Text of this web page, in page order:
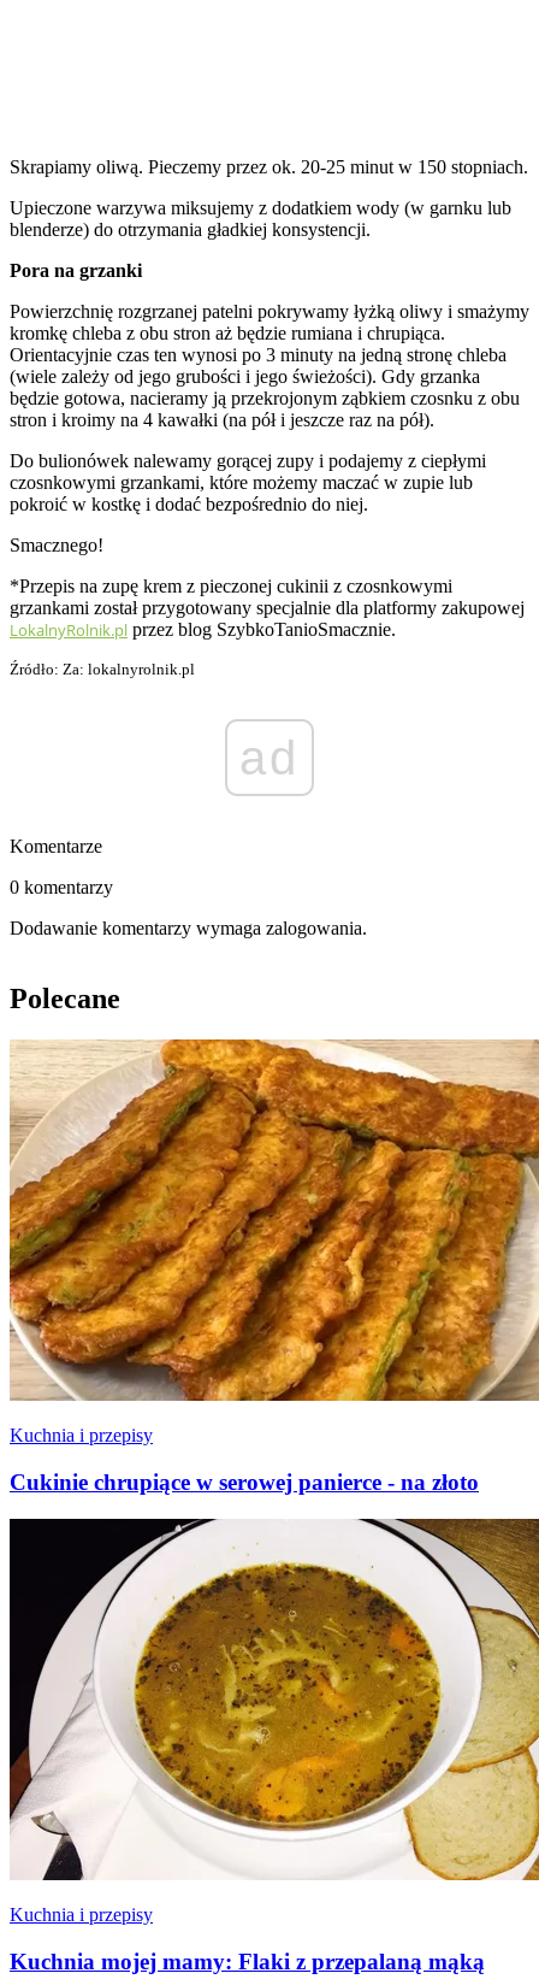
Skrapiamy oliwą. Pieczemy przez ok. 20-25 minut w 150 stopniach.
Upieczone warzywa miksujemy z dodatkiem wody (w garnku lub
blenderze) do otrzymania gładkiej konsystencji.
Pora na grzanki
Powierzchnię rozgrzanej patelni pokrywamy łyżką oliwy i smażymy
kromkę chleba z obu stron aż będzie rumiana i chrupiąca.
Orientacyjnie czas ten wynosi po 3 minuty na jedną stronę chleba
(wiele zależy od jego grubości i jego świeżości). Gdy grzanka
będzie gotowa, nacieramy ją przekrojonym ząbkiem czosnku z obu
stron i kroimy na 4 kawałki (na pół i jeszcze raz na pół).
Do bulionówek nalewamy gorącej zupy i podajemy z ciepłymi
czosnkowymi grzankami, które możemy maczać w zupie lub
pokroić w kostkę i dodać bezpośrednio do niej.
Smacznego!
*Przepis na zupę krem z pieczonej cukinii z czosnkowymi
grzankami został przygotowany specjalnie dla platformy zakupowej
LokalnyRolnik.pl przez blog SzybkoTanioSmacznie.
Źródło: Za: lokalnyrolnik.pl
ad
Komentarze
0 komentarzy
Dodawanie komentarzy wymaga zalogowania.
Polecane
Kuchnia i przepisy
Cukinie chrupiące w serowej panierce - na złoto
Kuchnia i przepisy
Kuchnia mojej mamy: Flaki z przepalaną mąką